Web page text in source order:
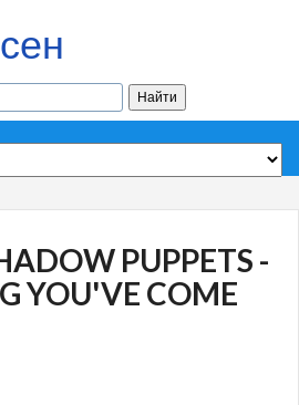
PUPPETS -
YOU'VE COME